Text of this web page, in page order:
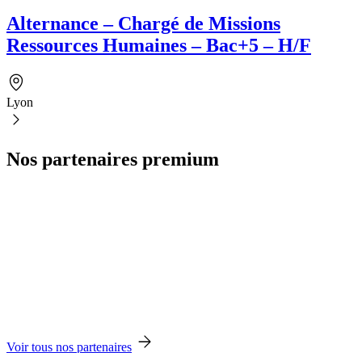
Alternance – Chargé de Missions
Ressources Humaines – Bac+5 – H/F
Lyon
Nos partenaires premium
Voir tous nos partenaires